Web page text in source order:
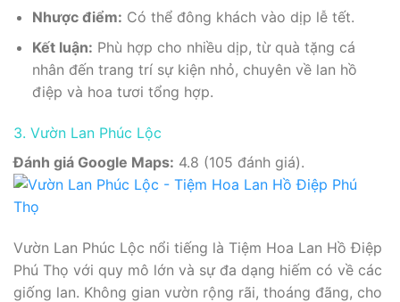
Nhược điểm: Có thể đông khách vào dịp lễ tết.
Kết luận: Phù hợp cho nhiều dịp, từ quà tặng cá
nhân đến trang trí sự kiện nhỏ, chuyên về lan hồ
điệp và hoa tươi tổng hợp.
3. Vườn Lan Phúc Lộc
Đánh giá Google Maps: 4.8 (105 đánh giá).
Vườn Lan Phúc Lộc nổi tiếng là Tiệm Hoa Lan Hồ Điệp
Phú Thọ với quy mô lớn và sự đa dạng hiếm có về các
giống lan. Không gian vườn rộng rãi, thoáng đãng, cho